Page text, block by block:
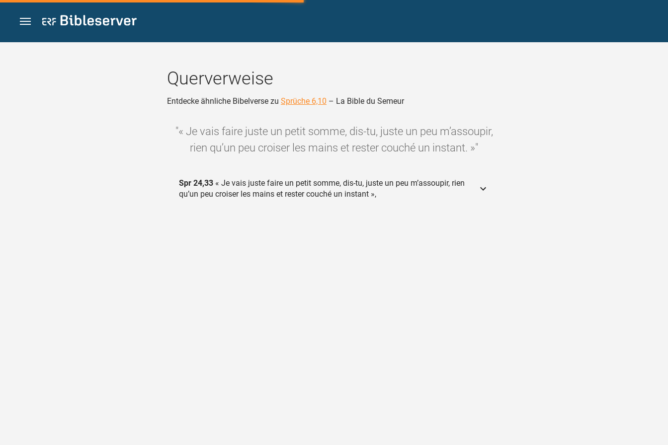
Zum Inhalt springen
Querverweise
Entdecke ähnliche Bibelverse zu Sprüche 6,10 – La Bible du Semeur
"« Je vais faire juste un petit somme, dis-tu, juste un peu m’assoupir,
rien qu’un peu croiser les mains et rester couché un instant. »"
Spr 24,33 « Je vais juste faire un petit somme, dis-tu, juste un peu m’assoupir, rien
qu’un peu croiser les mains et rester couché un instant »,